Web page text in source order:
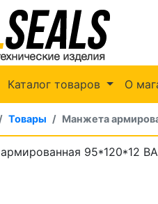
Каталог товаров О
Товары Манжета